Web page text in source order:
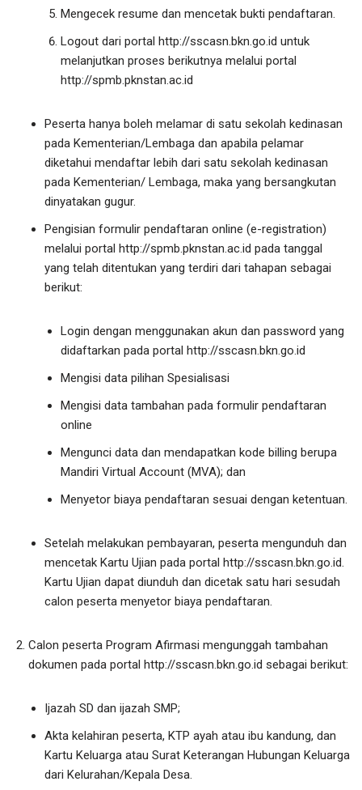
Mengecek resume dan mencetak bukti pendaftaran.
Logout dari portal http://sscasn.bkn.go.id untuk
melanjutkan proses berikutnya melalui portal
http://spmb.pknstan.ac.id
Peserta hanya boleh melamar di satu sekolah kedinasan
pada Kementerian/Lembaga dan apabila pelamar
diketahui mendaftar lebih dari satu sekolah kedinasan
pada Kementerian/ Lembaga, maka yang bersangkutan
dinyatakan gugur.
Pengisian formulir pendaftaran online (e-registration)
melalui portal http://spmb.pknstan.ac.id pada tanggal
yang telah ditentukan yang terdiri dari tahapan sebagai
berikut:
Login dengan menggunakan akun dan password yang
didaftarkan pada portal http://sscasn.bkn.go.id
Mengisi data pilihan Spesialisasi
Mengisi data tambahan pada formulir pendaftaran
online
Mengunci data dan mendapatkan kode billing berupa
Mandiri Virtual Account (MVA); dan
Menyetor biaya pendaftaran sesuai dengan ketentuan.
Setelah melakukan pembayaran, peserta mengunduh dan
mencetak Kartu Ujian pada portal http://sscasn.bkn.go.id.
Kartu Ujian dapat diunduh dan dicetak satu hari sesudah
calon peserta menyetor biaya pendaftaran.
Calon peserta Program Afirmasi mengunggah tambahan
dokumen pada portal http://sscasn.bkn.go.id sebagai berikut:
Ijazah SD dan ijazah SMP;
Akta kelahiran peserta, KTP ayah atau ibu kandung, dan
Kartu Keluarga atau Surat Keterangan Hubungan Keluarga
dari Kelurahan/Kepala Desa.